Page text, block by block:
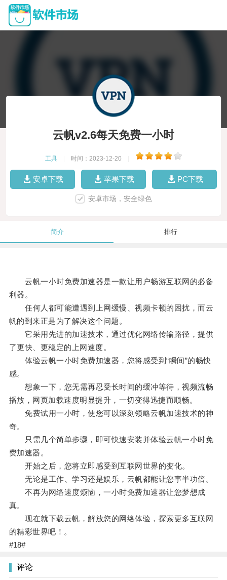
云帆v2.6每天免费一小时
工具 时间：2023-12-20
安卓下载 苹果下载 PC下载
安卓市场，安全绿色
简介 排行
云帆一小时免费加速器是一款让用户畅游互联网的必备
利器。
任何人都可能遭遇到上网缓慢、视频卡顿的困扰，而云
帆的到来正是为了解决这个问题。
它采用先进的加速技术，通过优化网络传输路径，提供
了更快、更稳定的上网速度。
体验云帆一小时免费加速器，您将感受到“瞬间”的畅快
感。
想象一下，您无需再忍受长时间的缓冲等待，视频流畅
播放，网页加载速度明显提升，一切变得迅捷而顺畅。
免费试用一小时，使您可以深刻领略云帆加速技术的神
奇。
只需几个简单步骤，即可快速安装并体验云帆一小时免
费加速器。
开始之后，您将立即感受到互联网世界的变化。
无论是工作、学习还是娱乐，云帆都能让您事半功倍。
不再为网络速度烦恼，一小时免费加速器让您梦想成
真。
现在就下载云帆，解放您的网络体验，探索更多互联网
的精彩世界吧！。
#18#
评论